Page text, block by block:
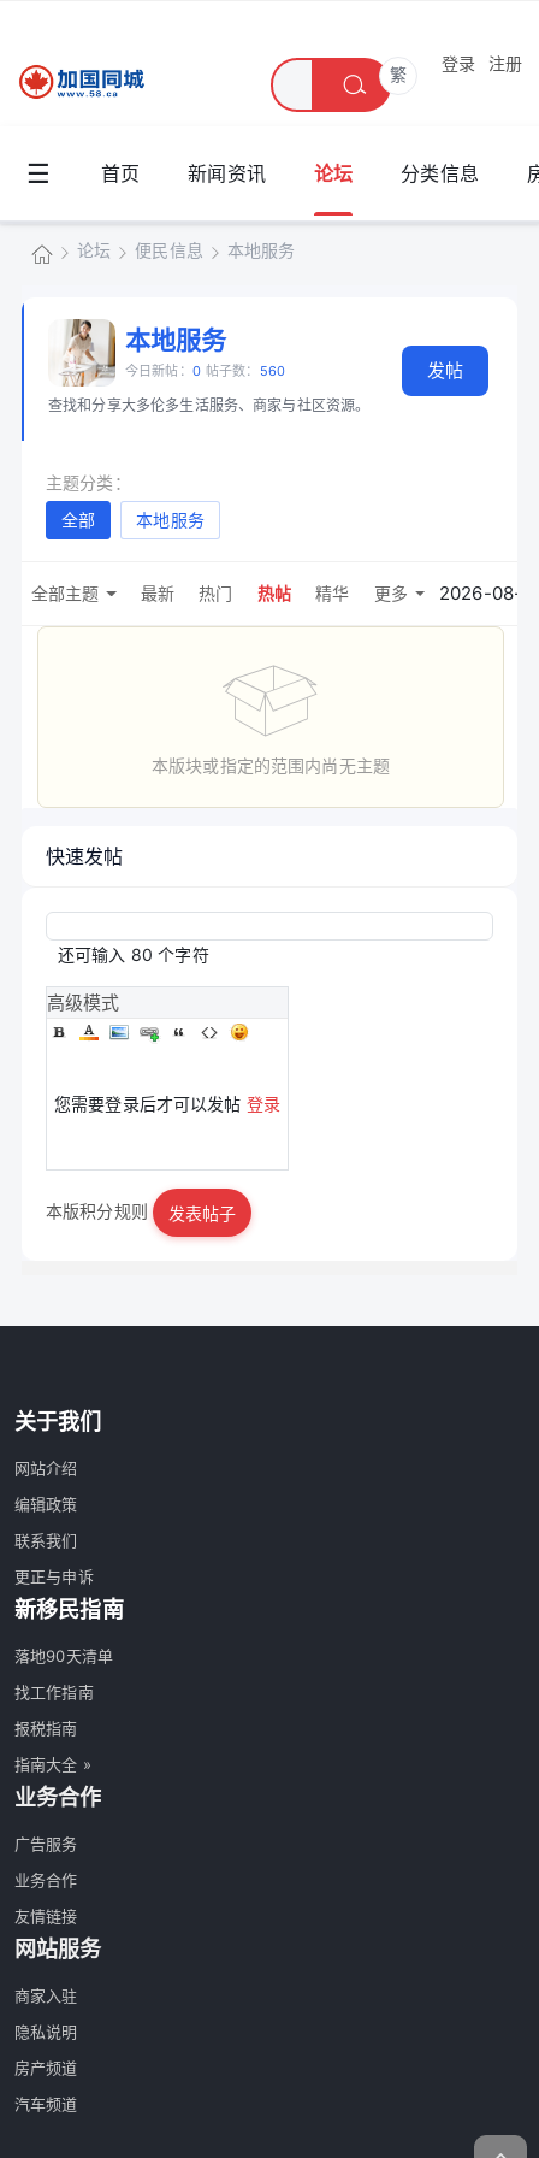
繁
登录 注册
☰ 首页 新闻资讯 论坛 分类信息
城
»
论坛 便民信息
›
本地服务
本地服务
今日新帖： 0 帖子数： 560
查找和分享大多伦多生活服务、商家与社区资源。
发帖
主题分类：
全部
本地服务
全部主题 最新 热门 热帖 精华 更多 2026-08-
本版块或指定的范围内尚无主题
快速发帖
还可输入 80 个字符
高级模式
您需要登录后才可以发帖 登录
|立即注册
本版积分规则 发表帖子
关于我们
网站介绍
编辑政策
联系我们
更正与申诉
新移民指南
落地90天清单
找工作指南
报税指南
指南大全 »
业务合作
广告服务
业务合作
友情链接
网站服务
商家入驻
隐私说明
房产频道
汽车频道